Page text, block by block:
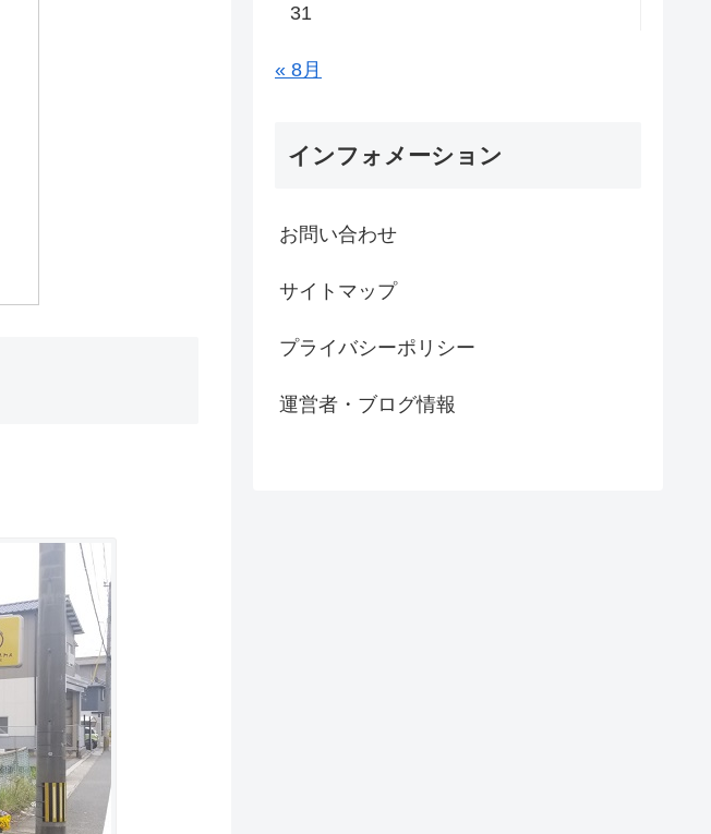
31
« 8月
インフォメーション
お問い合わせ
サイトマップ
プライバシーポリシー
運営者・ブログ情報